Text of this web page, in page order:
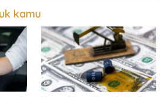
kamu